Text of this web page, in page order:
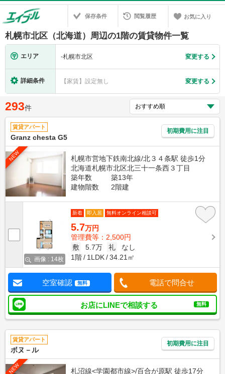
保存条件 閲覧履歴 お気に入り
札幌市北区（北海道）周辺の1階の賃貸物件一覧
エリア -札幌市北区 変更する
詳細条件 【家賃】設定無し 変更する
293件
賃貸アパート
Granz chesta G5
初期費用に注目
NEW
札幌市営地下鉄南北線/北３４条駅 徒歩1分
北海道札幌市北区北三十一条西３丁目
築年数
築13年
建物階数
2階建
画像 : 14枚
新着 即入居 無料オンライン相談可
5.7万円
管理費等：2,500円
敷
5.7万 礼
なし
1階
1LDK 34.21㎡
空室確認 無料 電話で問合せ
お店にLINEで相談する 無料
賃貸アパート
ボヌ－ル
初期費用に注目
NEW
札沼線<学園都市線>/百合が原駅 徒歩17分